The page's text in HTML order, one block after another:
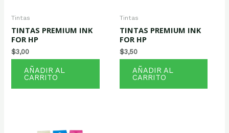
Tintas
TINTAS PREMIUM INK
FOR HP
$3,00
AÑADIR AL
CARRITO
Tintas
TINTAS PREMIUM INK
FOR HP
$3,50
AÑADIR AL
CARRITO